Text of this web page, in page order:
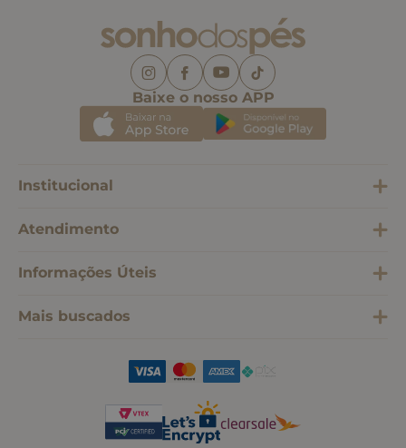
Baixe o nosso APP
Institucional
Atendimento
Informações Úteis
Mais buscados